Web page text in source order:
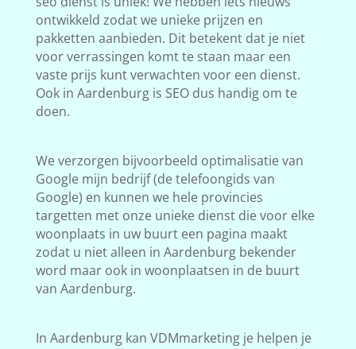
ontwikkeld zodat we unieke prijzen en
pakketten aanbieden. Dit betekent dat je niet
voor verrassingen komt te staan maar een
vaste prijs kunt verwachten voor een dienst.
Ook in Aardenburg is SEO dus handig om te
doen.
We verzorgen bijvoorbeeld optimalisatie van
Google mijn bedrijf (de telefoongids van
Google) en kunnen we hele provincies
targetten met onze unieke dienst die voor elke
woonplaats in uw buurt een pagina maakt
zodat u niet alleen in Aardenburg bekender
word maar ook in woonplaatsen in de buurt
van Aardenburg.
In Aardenburg kan VDMmarketing je helpen je